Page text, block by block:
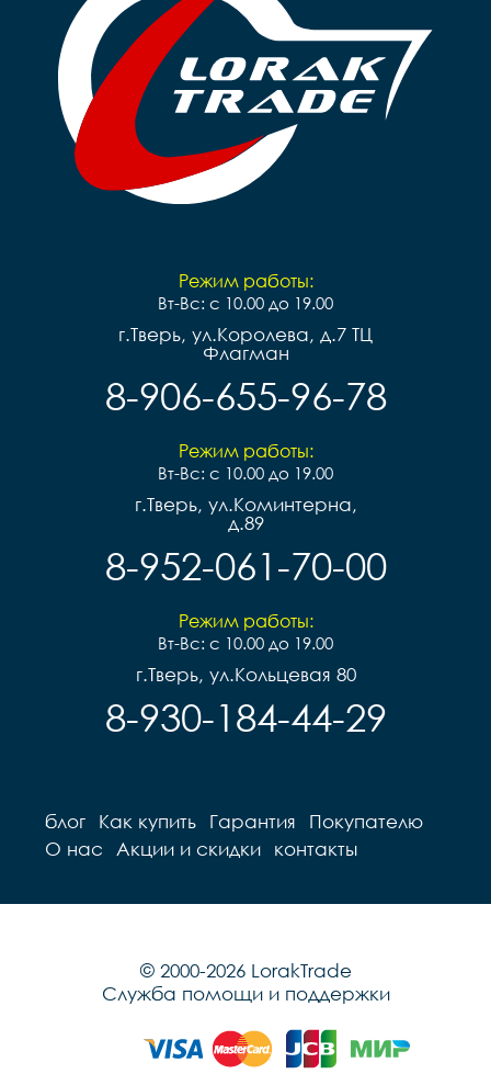
Режим работы:
Вт-Вс: с 10.00 до 19.00
г.Тверь, ул.Королева, д.7 ТЦ
Флагман
8-906-655-96-78
Режим работы:
Вт-Вс: с 10.00 до 19.00
г.Тверь, ул.Коминтерна,
д.89
8-952-061-70-00
Режим работы:
Вт-Вс: с 10.00 до 19.00
г.Тверь, ул.Кольцевая 80
8-930-184-44-29
блог Как купить Гарантия
Покупателю
О нас
Акции и скидки контакты
© 2000-2026 LorakTrade
Служба помощи и поддержки